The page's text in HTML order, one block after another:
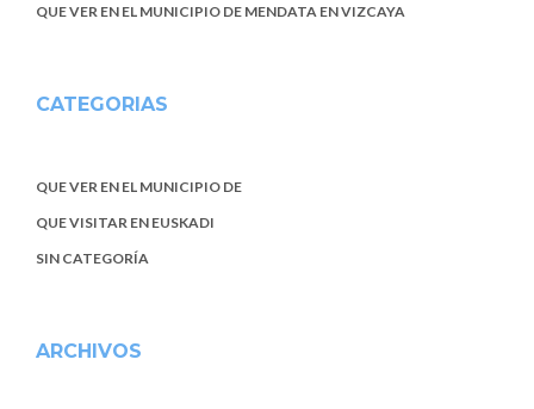
QUE VER EN EL MUNICIPIO DE MENDATA EN VIZCAYA
CATEGORIAS
QUE VER EN EL MUNICIPIO DE
QUE VISITAR EN EUSKADI
SIN CATEGORÍA
ARCHIVOS